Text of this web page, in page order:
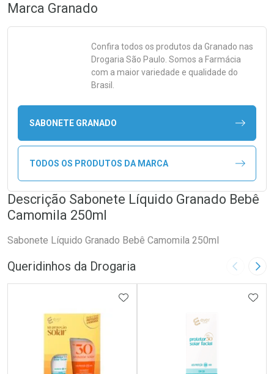
Marca Granado
Confira todos os produtos da Granado nas
Drogaria São Paulo. Somos a Farmácia
com a maior variedade e qualidade do
Brasil.
SABONETE GRANADO
TODOS OS PRODUTOS DA MARCA
Descrição Sabonete Líquido Granado Bebê
Camomila 250ml
Sabonete Líquido Granado Bebê Camomila 250ml
Queridinhos da Drogaria Imagem
ADICIONAR AOS FAVORITOS